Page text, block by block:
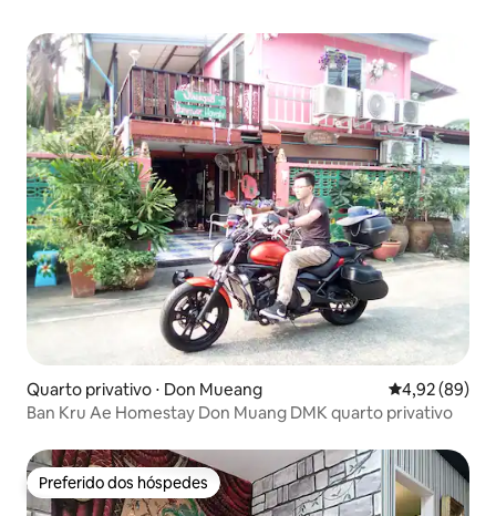
Quarto privativo ⋅ Don Mueang 4,92 de uma
4,92 (89)
Ban Kru Ae Homestay Don Muang DMK quarto privativo
Preferido dos hóspedes
Preferido dos hóspedes